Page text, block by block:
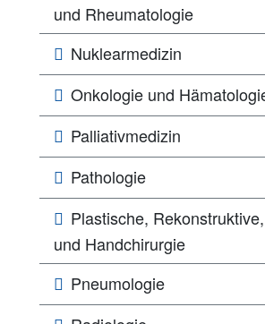
und Rheumatologie
Nuklearmedizin
Onkologie und
Palliativmedizin
Pathologie
Plastische,
und Handchirurgie
Pneumologie